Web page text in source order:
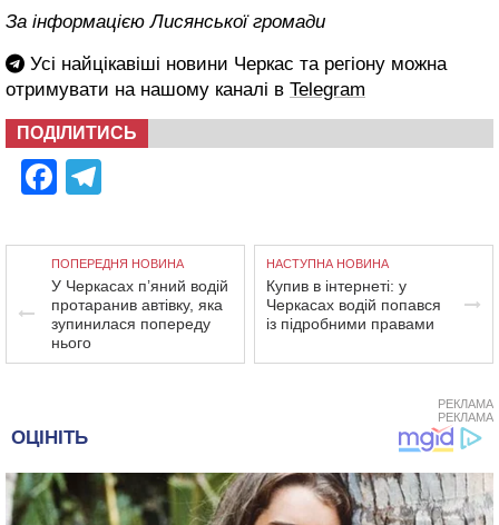
За інформацією Лисянської громади
Усі найцікавіші новини Черкас та регіону можна
отримувати на нашому каналі в Telegram
ПОДІЛИТИСЬ
Facebook
ПОПЕРЕДНЯ НОВИНА
У Черкасах п’яний водій
протаранив автівку, яка
зупинилася попереду
нього
НАСТУПНА НОВИНА
Купив в інтернеті: у
Черкасах водій попався
із підробними правами
РЕКЛАМА
РЕКЛАМА